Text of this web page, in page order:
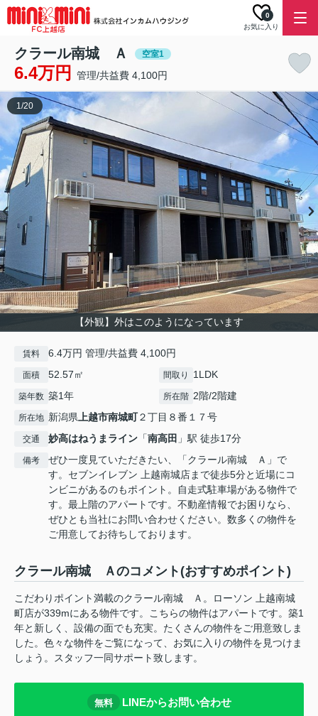
お気に入り
0
クラール南城 Ａ 空室1
6.4万円 管理/共益費 4,100円
【外観】外はこのようになっています
1/20
賃料 6.4万円 管理/共益費 4,100円
面積 52.57㎡ 間取り 1LDK
築年数 築1年 所在階 2階/2階建
所在地 新潟県上越市南城町２丁目８番１７号
交通 妙高はねうまライン 「南高田 」駅 徒歩17分
備考
ぜひ一度見ていただきたい、「クラール南城 Ａ」で
す。セブンイレブン 上越南城店まで徒歩5分と近場にコ
ンビニがあるのもポイント。自走式駐車場がある物件で
す。最上階のアパートです。不動産情報でお困りなら、
ぜひとも当社にお問い合わせください。数多くの物件を
ご用意してお待ちしております。
クラール南城 Ａのコメント(おすすめポイント)
こだわりポイント満載のクラール南城 Ａ。ローソン 上越南城
町店が339mにある物件です。こちらの物件はアパートです。築1
年と新しく、設備の面でも充実。たくさんの物件をご用意致しま
した。色々な物件をご覧になって、お気に入りの物件を見つけま
しょう。スタッフ一同サポート致します。
無料 LINEからお問い合わせ